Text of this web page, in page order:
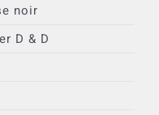
noir
D & D